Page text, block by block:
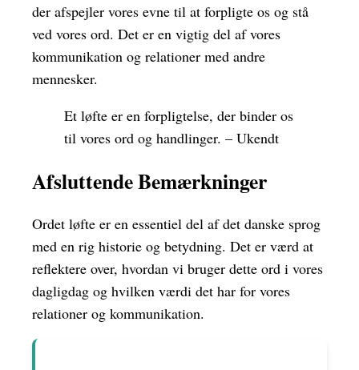
der afspejler vores evne til at forpligte os og stå
ved vores ord. Det er en vigtig del af vores
kommunikation og relationer med andre
mennesker.
Et løfte er en forpligtelse, der binder os
til vores ord og handlinger. – Ukendt
Afsluttende Bemærkninger
Ordet løfte er en essentiel del af det danske sprog
med en rig historie og betydning. Det er værd at
reflektere over, hvordan vi bruger dette ord i vores
dagligdag og hvilken værdi det har for vores
relationer og kommunikation.